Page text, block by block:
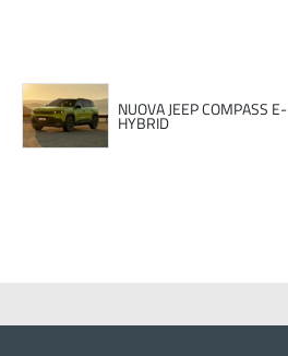
NUOVA JEEP COMPASS E-
HYBRID